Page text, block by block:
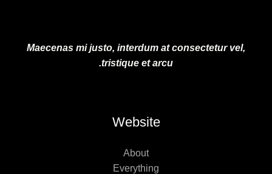
Maecenas mi justo, interdum at consectetur vel,
tristique et arcu.
Website
About
Everything